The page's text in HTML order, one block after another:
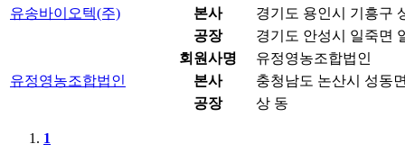
유송바이오텍(주)
본사
경기도 용인시 기흥구
공장
경기도 안성시 일죽면
유정영농조합법인
회원사명
유정영농조합법인
본사
충청남도 논산시 성동
공장
상 동
1